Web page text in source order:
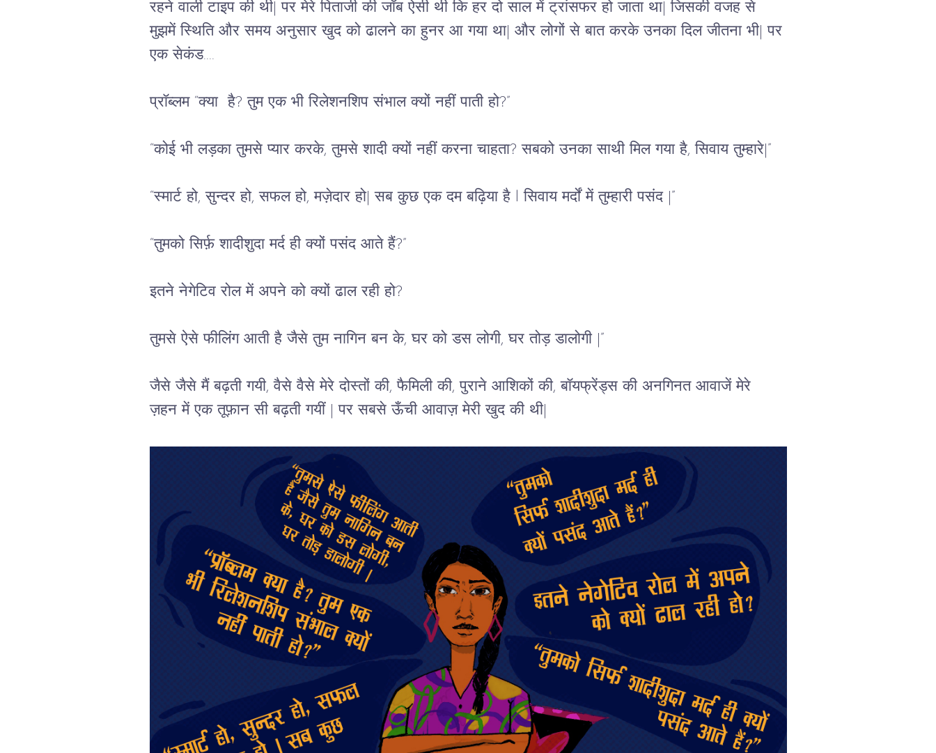
रहने वाली टाइप की थी| पर मेरे पिताजी की जॉब ऐसी थी कि हर दो साल में ट्रांसफर हो जाता था| जिसकी वजह से
मुझमें स्थिति और समय अनुसार खुद को ढालने का हुनर आ गया था| और लोगों से बात करके उनका दिल जीतना भी| पर
एक सेकंड....
प्रॉब्लम “क्या  है? तुम एक भी रिलेशनशिप संभाल क्यों नहीं पाती हो?”
“कोई भी लड़का तुमसे प्यार करके, तुमसे शादी क्यों नहीं करना चाहता? सबको उनका साथी मिल गया है, सिवाय तुम्हारे|”
“स्मार्ट हो, सुन्दर हो, सफल हो, मज़ेदार हो| सब कुछ एक दम बढ़िया है l सिवाय मर्दों में तुम्हारी पसंद |”
“तुमको सिर्फ़ शादीशुदा मर्द ही क्यों पसंद आते हैं?”
इतने नेगेटिव रोल में अपने को क्यों ढाल रही हो?
तुमसे ऐसे फीलिंग आती है जैसे तुम नागिन बन के, घर को डस लोगी, घर तोड़ डालोगी |”
जैसे जैसे मैं बढ़ती गयी, वैसे वैसे मेरे दोस्तों की, फैमिली की, पुराने आशिकों की, बॉयफ्रेंड्स की अनगिनत आवाजें मेरे
ज़हन में एक तूफ़ान सी बढ़ती गयीं | पर सबसे ऊँची आवाज़ मेरी खुद की थी|